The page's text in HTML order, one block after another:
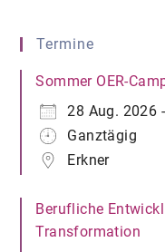
Termine
Sommer OER-
28 Aug. 2026
Ganztägig
Erkner
Berufliche
Transformation